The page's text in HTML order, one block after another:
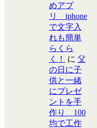
めアプ
リ iphone
で文字入
れも簡単
らくら
く！
に 父
の日に子
供と一緒
にプレゼ
ントを手
作り 100
均で工作